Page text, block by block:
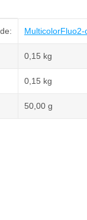
MulticolorFluo2-
0,15 kg
0,15 kg
50,00 g